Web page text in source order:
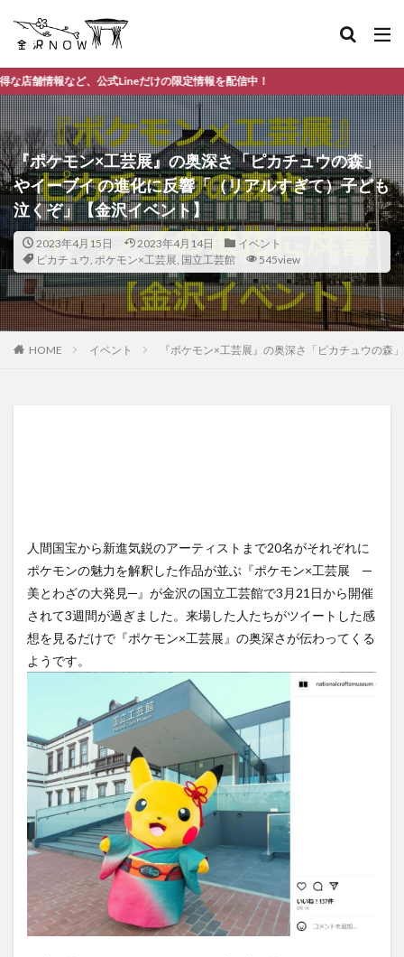
だけの限定情報を配信中！
『ポケモン×工芸展』の奥深さ「ピカチュウの森」
やイーブイ の進化に反響「（リアルすぎて）子ども
泣くぞ」【金沢イベント】
2023年4月15日 2023年4月14日
イベント
ピカチュウ, ポケモン×工芸展, 国立工芸館 545view
HOME イベント 『ポケモン×工芸展』の奥深さ「ピカチュウの
人間国宝から新進気鋭のアーティストまで20名がそれぞれに
ポケモンの魅力を解釈した作品が並ぶ『ポケモン×工芸展 ─
美とわざの大発見─』が金沢の国立工芸館で3月21日から開催
されて3週間が過ぎました。来場した人たちがツイートした感
想を見るだけで『ポケモン×工芸展』の奥深さが伝わってくる
ようです。